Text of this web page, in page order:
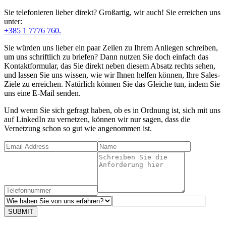
Sie telefonieren lieber direkt? Großartig, wir auch! Sie erreichen uns
unter:
+385 1 7776 760.
Sie würden uns lieber ein paar Zeilen zu Ihrem Anliegen schreiben,
um uns schriftlich zu briefen? Dann nutzen Sie doch einfach das
Kontaktformular, das Sie direkt neben diesem Absatz rechts sehen,
und lassen Sie uns wissen, wie wir Ihnen helfen können, Ihre Sales-
Ziele zu erreichen. Natürlich können Sie das Gleiche tun, indem Sie
uns eine E-Mail senden.
Und wenn Sie sich gefragt haben, ob es in Ordnung ist, sich mit uns
auf LinkedIn zu vernetzen, können wir nur sagen, dass die
Vernetzung schon so gut wie angenommen ist.
SUBMIT